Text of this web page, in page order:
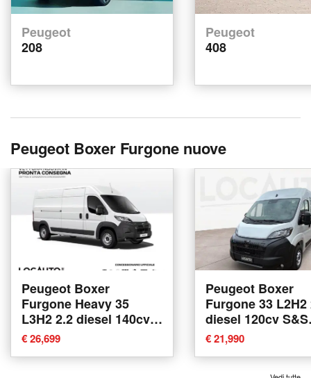
Peugeot
208
Peugeot
408
Peugeot Boxer Furgone nuove
Peugeot Boxer
Furgone Heavy 35
L3H2 2.2 diesel 140cv
S&S at8 nuova a Torino
€ 26,699
Peugeot Boxer
Furgone 33 L2H2
diesel 120cv S&S
nuova a Torino
€ 21,990